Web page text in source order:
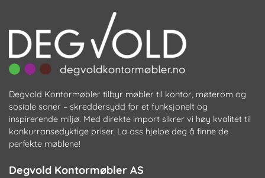
produktsiden
Degvold Kontormøbler tilbyr møbler til kontor, møterom og
sosiale soner – skreddersydd for et funksjonelt og
inspirerende miljø. Med direkte import sikrer vi høy kvalitet til
konkurransedyktige priser. La oss hjelpe deg å finne de
perfekte møblene!
Degvold Kontormøbler AS